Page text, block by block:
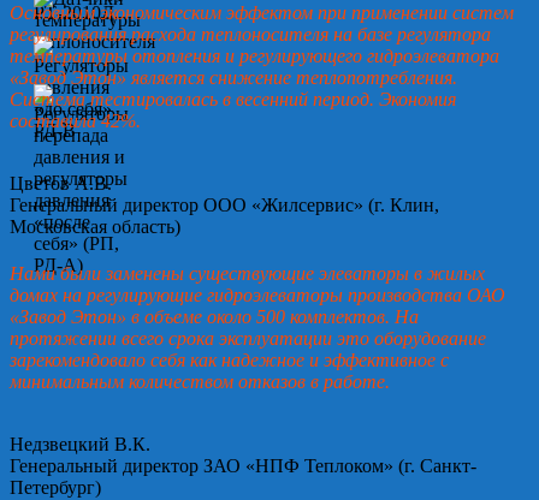
Основным экономическим эффектом при применении систем
регулирования расхода теплоносителя на базе регулятора
температуры отопления и регулирующего гидроэлеватора
«Завод Этон» является снижение теплопотребления.
Система тестировалась в весенний период. Экономия
составила 42%.
Цветов А.В.
Генеральный директор ООО «Жилсервис» (г. Клин,
Московская область)
Нами были заменены существующие элеваторы в жилых
домах на регулирующие гидроэлеваторы производства ОАО
«Завод Этон» в объеме около 500 комплектов. На
протяжении всего срока эксплуатации это оборудование
зарекомендовало себя как надежное и эффективное с
минимальным количеством отказов в работе.
Недзвецкий В.К.
Генеральный директор ЗАО «НПФ Теплоком» (г. Санкт-
Петербург)